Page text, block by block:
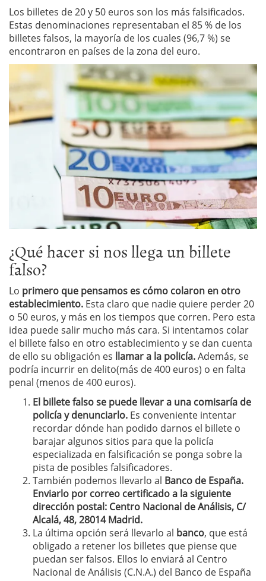
Los billetes de 20 y 50 euros son los más falsificados.
Estas denominaciones representaban el 85 % de los
billetes falsos, la mayoría de los cuales (96,7 %) se
encontraron en países de la zona del euro.
¿Qué hacer si nos llega un billete
falso?
Lo primero que pensamos es cómo colaron en otro
establecimiento. Esta claro que nadie quiere perder 20
o 50 euros, y más en los tiempos que corren. Pero esta
idea puede salir mucho más cara. Si intentamos colar
el billete falso en otro establecimiento y se dan cuenta
de ello su obligación es llamar a la policía.Además, se
podría incurrir en delito(más de 400 euros) o en falta
penal (menos de 400 euros).
El billete falso se puede llevar a una comisaría de
policía y denunciarlo. Es conveniente intentar
recordar dónde han podido darnos el billete o
barajar algunos sitios para que la policía
especializada en falsificación se ponga sobre la
pista de posibles falsificadores.
También podemos llevarlo al Banco de España.
Enviarlo por correo certificado a la siguiente
dirección postal: Centro Nacional de Análisis, C/
Alcalá, 48, 28014 Madrid.
La última opción será llevarlo al banco, que está
obligado a retener los billetes que piense que
puedan ser falsos. Ellos lo enviará al Centro
Nacional de Análisis (C.N.A.) del Banco de España